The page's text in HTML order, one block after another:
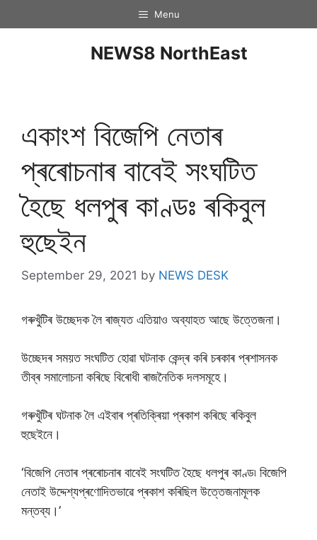
Menu
NEWS8 NorthEast
একাংশ বিজেপি নেতাৰ
প্ৰৰোচনাৰ বাবেই সংঘটিত
হৈছে ধলপুৰ কাণ্ডঃ ৰকিবুল
হুছেইন
September 29, 2021 by NEWS DESK
গৰুখুঁটিৰ উচ্ছেদক লৈ ৰাজ্যত এতিয়াও অব্যাহত আছে উত্তেজনা।
উচ্ছেদৰ সময়ত সংঘটিত হোৱা ঘটনাক কেন্দ্ৰ কৰি চৰকাৰ প্ৰশাসনক
তীব্ৰ সমালোচনা কৰিছে বিৰোধী ৰাজনৈতিক দলসমূহে।
গৰুখুঁটিৰ ঘটনাক লৈ এইবাৰ প্ৰতিক্ৰিয়া প্ৰকাশ কৰিছে ৰকিবুল
হুছেইনে।
‘বিজেপি নেতাৰ প্ৰৰোচনাৰ বাবেই সংঘটিত হৈছে ধলপুৰ কাণ্ড৷ বিজেপি
নেতাই উদ্দেশ্যপ্ৰণোদিতভাৱে প্ৰকাশ কৰিছিল উত্তেজনামূলক
মন্তব্য।’